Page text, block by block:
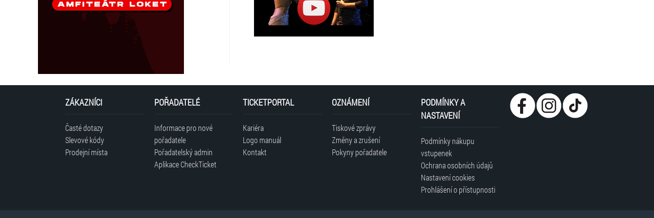
ZÁKAZNÍCI
Časté dotazy
Slevové kódy
Prodejní místa
POŘADATELÉ
Informace pro nové
pořadatele
Pořadatelský admin
Aplikace CheckTicket
TICKETPORTAL
Kariéra
Logo manuál
Kontakt
OZNÁMENÍ
Tiskové zprávy
Změny a zrušení
Pokyny pořadatele
PODMÍNKY A
NASTAVENÍ
Podmínky nákupu
vstupenek
Ochrana osobních údajů
Nastavení cookies
Prohlášení o přístupnosti